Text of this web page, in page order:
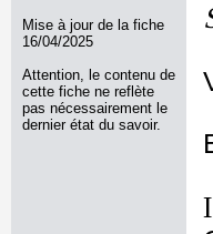
Mise à jour de la fiche
16/04/2025
Attention, le contenu de
cette fiche ne reflète
pas nécessairement le
dernier état du savoir.